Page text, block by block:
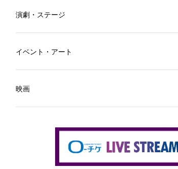
演劇・ステージ
イベント・アート
映画